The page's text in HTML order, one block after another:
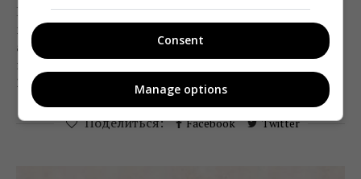
Недавно студия «Квартал 95» и Gulliver Films
презентовали первый трейлер полнометражного
анимационного фильма «Гулливер возвращается»,
премьера которого запланирована на 24 декабря
2020 года.
Поделиться: Facebook Twitter
Consent
Manage options